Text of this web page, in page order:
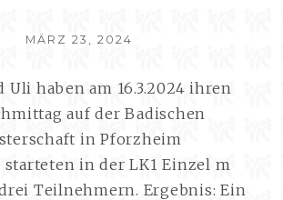
VERÖFFENTLICHT
MÄRZ 23, 2024
haben am 16.3.2024 ihren
auf der Badischen
in Pforzheim
starteten in der LK1 Einzel m
Teilnehmern. Ergebnis: Ein